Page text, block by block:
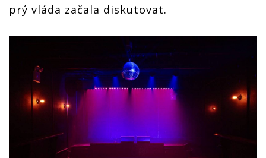
prý vláda začala diskutovat.